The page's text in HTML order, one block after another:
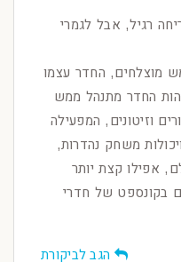
רגיל, אבל לגמרי
מוצלחים, החדר עצמו
החדר מתנהל ממש
וזיטונים, המפעילה
משחק נהדרות,
אפילו קצת יותר
בקונספט של חדרי
הגב לביקורת